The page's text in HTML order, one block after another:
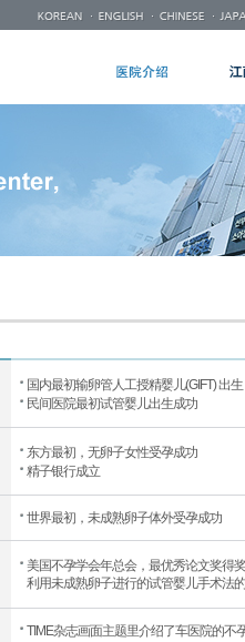
国内最初输卵管人工授精婴儿(GIFT) 出生
民间医院最初试管婴儿出生成功
东方最初，无卵子女性受孕成功
精子银行成立
世界最初，未成熟卵子体外受孕成功
美国不孕学会年总会，最优秀论文奖得
利用未成熟卵子进行的试管婴儿手术法
TIME杂志画面主题里介绍了车医院的不